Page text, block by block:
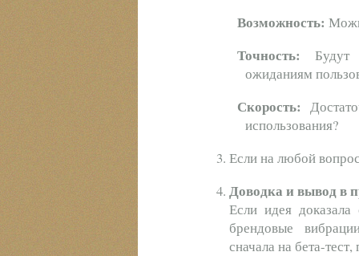
Возможность:
Точность: Будут
ожиданиям
Скорость:
использования?
Если на любой
Доводка и вывод в
Если идея
брендовые
сначала на бета-